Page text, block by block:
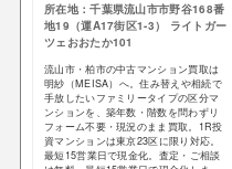
所在地：千葉県流山市市野谷168番
地19（運A17街区1-3） ライトガー
ツェおおたか101
流山市・柏市の中古マンション買取は
明紗（MEISA）へ。住み替えや相続で
手放したいファミリータイプの区分マ
ンションを、築年数・階数を問わずリ
フォーム不要・現況のまま買取。1R投
資マンションは東京23区に限り対応。
最短15営業日で現金化。査定・ご相談